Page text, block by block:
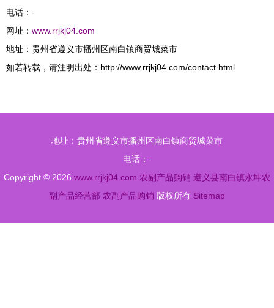
电话：-
网址： www.rrjkj04.com
地址：贵州省遵义市播州区南白镇商贸城菜市
如若转载，请注明出处：http://www.rrjkj04.com/contact.html
地址：贵州省遵义市播州区南白镇商贸城菜市
电话：-
Copyright © 2026 www.rrjkj04.com 农副产品购销 遵义县南白镇永坤农
副产品经营部 农副产品购销 版权所有 Sitemap